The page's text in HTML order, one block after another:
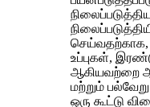
செய்வதற்காக,
உப்புகள்,
ஆகியவற்றை
மற்றும்
ஒரு கூட்டு